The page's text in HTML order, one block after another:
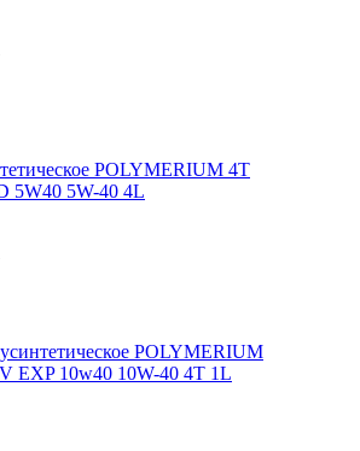
POLYMERIUM 4T
5W40 5W-40 4L
POLYMERIUM
EXP 10w40 10W-40 4T 1L